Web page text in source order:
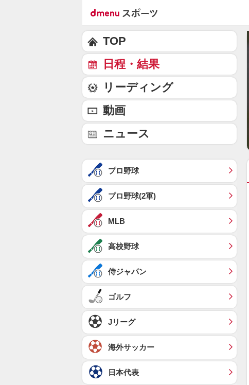
TOP
日程・結果
リーディング
動画
ニュース
プロ野球
プロ野球(2軍)
MLB
高校野球
侍ジャパン
ゴルフ
Jリーグ
海外サッカー
日本代表